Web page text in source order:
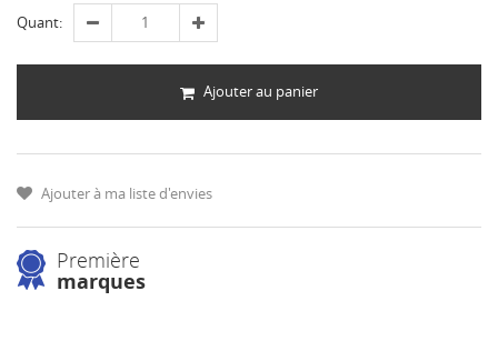
Quant:
Ajouter au panier
Ajouter à ma liste d'envies
Première
marques